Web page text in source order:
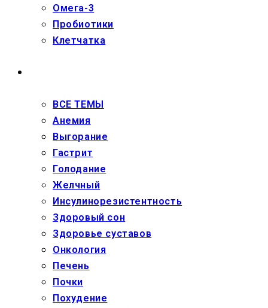
Омега-3
Пробиотики
Клетчатка
ВСЕ ТЕМЫ
Анемия
Выгорание
Гастрит
Голодание
Желчный
Инсулинорезистентность
Здоровый сон
Здоровье суставов
Онкология
Печень
Почки
Похудение